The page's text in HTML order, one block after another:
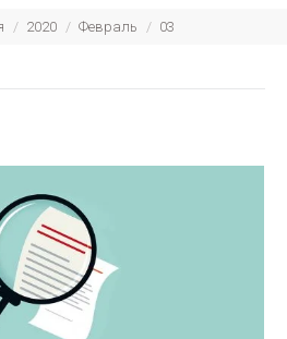
2020 Февраль 03